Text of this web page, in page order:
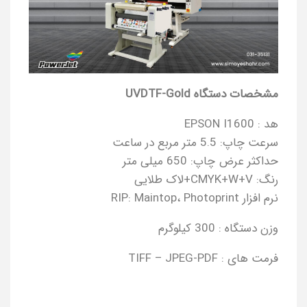
مشخصات دستگاه UVDTF-Gold
هد : EPSON I1600
سرعت چاپ: 5.5 متر مربع در ساعت
حداکثر عرض چاپ: 650 میلی متر
رنگ: CMYK+W+V+لاک طلایی
نرم افزار RIP: Maintop، Photoprint
وزن دستگاه : 300 کیلوگرم
فرمت های : TIFF – JPEG-PDF